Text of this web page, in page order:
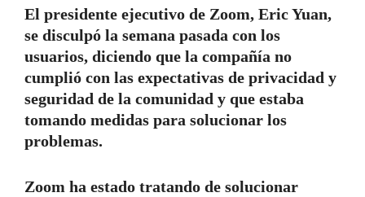
El presidente ejecutivo de Zoom, Eric Yuan,
se disculpó la semana pasada con los
usuarios, diciendo que la compañía no
cumplió con las expectativas de privacidad y
seguridad de la comunidad y que estaba
tomando medidas para solucionar los
problemas.
Zoom ha estado tratando de solucionar